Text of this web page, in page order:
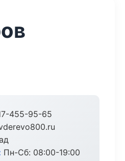
455-95-65
Пн-Сб: 08:00-19:00